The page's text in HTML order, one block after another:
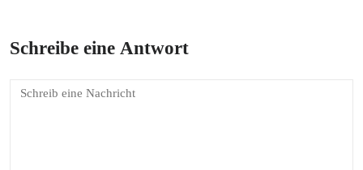
Schreibe eine Antwort